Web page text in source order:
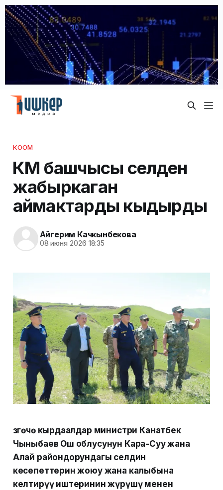
КООМ
ӨКМ башчысы селден
жабыркаган
аймактарды кыдырды
Айгерим Качкынбекова
08 июня 2026 18:35
Өзгөчө кырдаалдар министри Канатбек
Чыныбаев Ош облусунун Кара-Суу жана
Алай райондорундагы селдин
кесепеттерин жоюу жана калыбына
келтирүү иштеринин жүрүшү менен